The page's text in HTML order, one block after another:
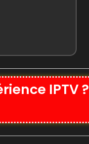
IPTV ?